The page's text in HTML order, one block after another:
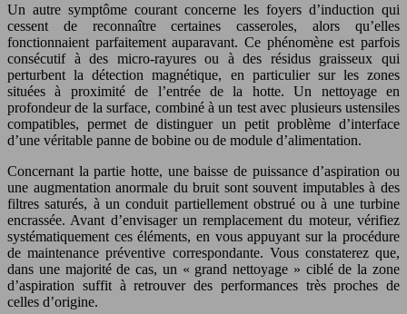
Un autre symptôme courant concerne les foyers d’induction qui
cessent de reconnaître certaines casseroles, alors qu’elles
fonctionnaient parfaitement auparavant. Ce phénomène est parfois
consécutif à des micro-rayures ou à des résidus graisseux qui
perturbent la détection magnétique, en particulier sur les zones
situées à proximité de l’entrée de la hotte. Un nettoyage en
profondeur de la surface, combiné à un test avec plusieurs ustensiles
compatibles, permet de distinguer un petit problème d’interface
d’une véritable panne de bobine ou de module d’alimentation.
Concernant la partie hotte, une baisse de puissance d’aspiration ou
une augmentation anormale du bruit sont souvent imputables à des
filtres saturés, à un conduit partiellement obstrué ou à une turbine
encrassée. Avant d’envisager un remplacement du moteur, vérifiez
systématiquement ces éléments, en vous appuyant sur la procédure
de maintenance préventive correspondante. Vous constaterez que,
dans une majorité de cas, un « grand nettoyage » ciblé de la zone
d’aspiration suffit à retrouver des performances très proches de
celles d’origine.